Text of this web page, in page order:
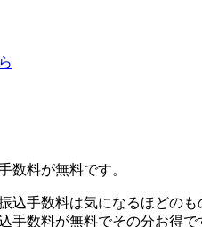
数料が無料です。
込手数料は気になるほどの
手数料が無料でその分お得